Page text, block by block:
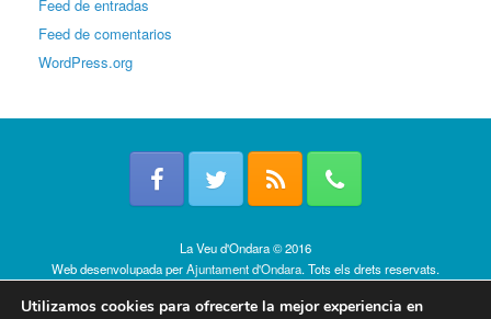
Feed de entradas
Feed de comentarios
WordPress.org
La Veu d'Ondara © 2016
Web desenvolupada perAjuntament d'Ondara. Tots els drets reservats.
Utilizamos cookies para ofrecerte la mejor experiencia en